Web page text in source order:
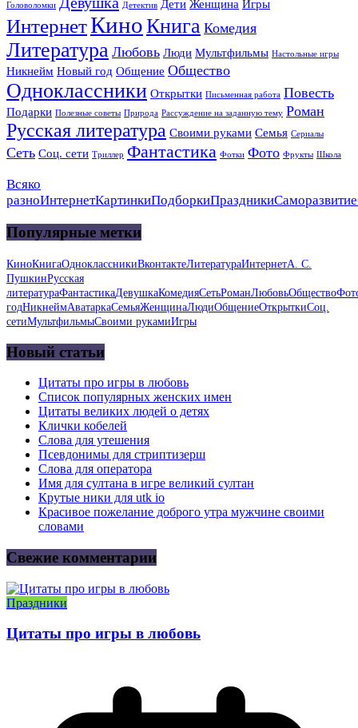
Головоломки Детектив Дети Женщина Игры
ИнтернетКиноКнига Комедия
Литература Любовь Люди Мультфильмы Настольные игры
Никнейм Новый год Общение Общество
Одноклассники Открытки Письменная работа Повесть
Подарки Полезные советы Природа Рассуждение на заданную тему Роман
Русская литература Своими руками Семья Сериалы
Сеть Соц. сети Триллер Фантастика Фотки Фото Фрукты Школа
Всяко
разноИнтернетКартинкиПодборкиПраздникиСаморазвитие
Популярные метки
КиноКнигаОдноклассникиВконтактеЛитератураИнтернетА. С.
ПушкинРусская
литератураФантастикаДевушкаКомедияСетьРоманЛюбовьОбщество
годНикнеймАватаркаСемьяЖенщинаЛюдиОбщениеОткрыткиСоц.
сетиМультфильмыСвоими рукамиИгры
Новый статьи
Цитаты про игры в любовь
Список популярных женских имен
Цитаты великих людей о детях
Клички кобелей
Слова для утешения
Псевдонимы для стриптизерш
Слова для оператора
Имя для султана в игре великий султан
Крутые ники для utk io
Красивое пожелание доброго утра мужчине своими
словами
Свежие комментарии
Праздники
Цитаты про игры в любовь